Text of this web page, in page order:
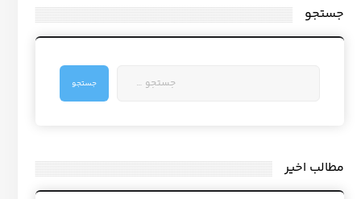
جستجو
مطالب اخیر